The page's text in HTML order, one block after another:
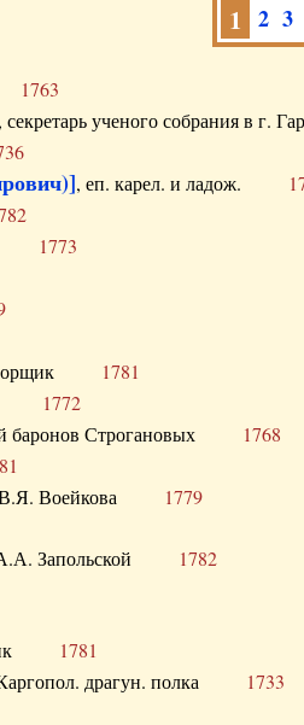
1 2 3
1763
, секретарь ученого собрания в
, еп. карел. и ладож.
1773
1781
1772
баронов Строгановых 1768
В.Я. Воейкова 1779
А.А. Запольской 1782
1781
Каргопол. драгун. полка 1733